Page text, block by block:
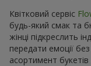
Квітковий сервіс
будь-який смак та
жінці підкреслить
передати емоції
асортимент